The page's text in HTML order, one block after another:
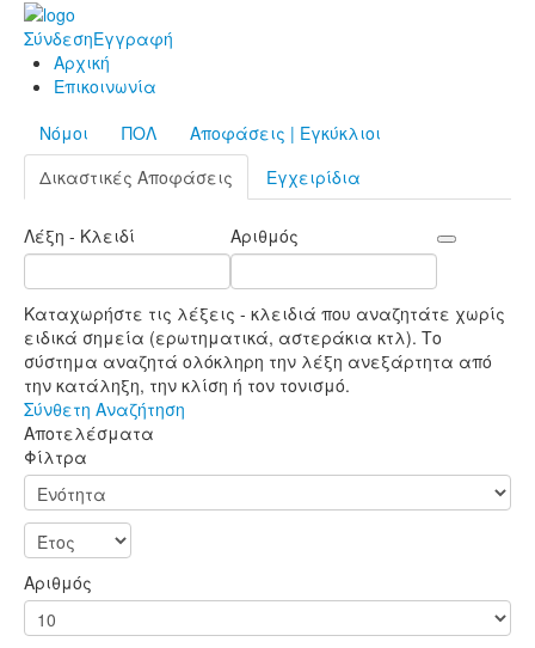
ΣύνδεσηΕγγραφή
Αρχική
Επικοινωνία
Νόμοι
ΠΟΛ
Αποφάσεις | Εγκύκλιοι
Δικαστικές Αποφάσεις
Εγχειρίδια
Λέξη - Κλειδί Αριθμός
Καταχωρήστε τις λέξεις - κλειδιά που αναζητάτε χωρίς
ειδικά σημεία (ερωτηματικά, αστεράκια κτλ). Το
σύστημα αναζητά ολόκληρη την λέξη ανεξάρτητα από
την κατάληξη, την κλίση ή τον τονισμό.
Σύνθετη Αναζήτηση
Αποτελέσματα
Φίλτρα
Αριθμός